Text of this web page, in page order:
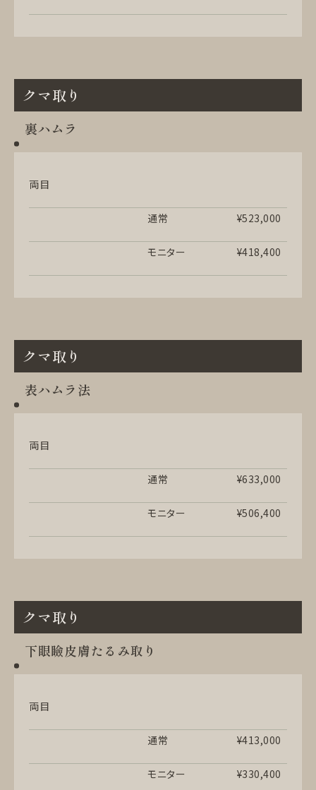
クマ取り
裏ハムラ
両目
通常 ¥523,000
モニター ¥418,400
クマ取り
表ハムラ法
両目
通常 ¥633,000
モニター ¥506,400
クマ取り
下眼瞼皮膚たるみ取り
両目
通常 ¥413,000
モニター ¥330,400